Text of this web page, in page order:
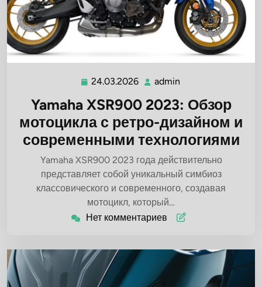
24.03.2026 24.03.2026
admin
Yamaha XSR900 2023: Обзор
мотоцикла с ретро-дизайном и
современными технологиями
Yamaha XSR900 2023 года действительно
представляет собой уникальный симбиоз
классовического и современного, создавая
мотоцикл, который…
Нет комментариев